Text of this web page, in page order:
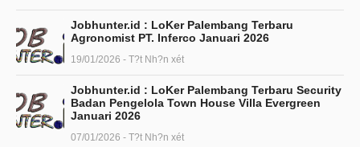
Jobhunter.id : LoKer Palembang Terbaru
Agronomist PT. Inferco Januari 2026
19/01/2026 - T?t Nh?n xét
Jobhunter.id : LoKer Palembang Terbaru Security
Badan Pengelola Town House Villa Evergreen
Januari 2026
07/01/2026 - T?t Nh?n xét